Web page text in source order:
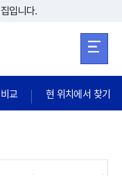
입니다.
교 현 위치에서 찾기